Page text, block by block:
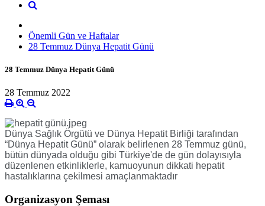
Önemli Gün ve Haftalar
28 Temmuz Dünya Hepatit Günü
28 Temmuz Dünya Hepatit Günü
28 Temmuz 2022
Dünya Sağlık Örgütü ve Dünya Hepatit Birliği tarafından
“Dünya Hepatit Günü” olarak belirlenen 28 Temmuz günü,
bütün dünyada olduğu gibi Türkiye'de de gün dolayısıyla
düzenlenen etkinliklerle, kamuoyunun dikkati hepatit
hastalıklarına çekilmesi amaçlanmaktadır
Organizasyon Şeması